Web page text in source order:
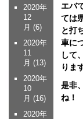
エバ
ては
と打
車に
して
りま
是非
ね！
2020年
12
月 (6)
2020年
11
月 (13)
2020年
10
月 (16)
2020年